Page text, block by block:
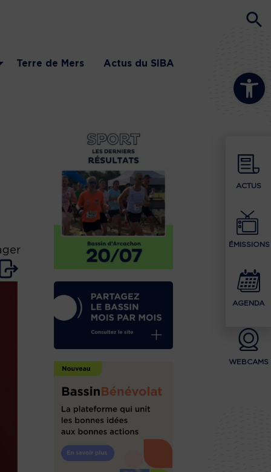
Ouvrir la
ACTUS
ÉMISSIONS
AGENDA
WEBCAMS
Terre de Mers Actus du SIBA